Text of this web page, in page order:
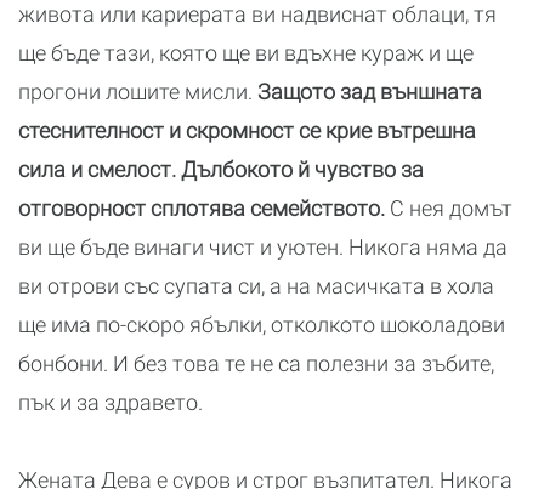
живота или кариерата ви надвиснат облаци, тя
ще бъде тази, която ще ви вдъхне кураж и ще
прогони лошите мисли. Защото зад външната
стеснителност и скромност се крие вътрешна
сила и смелост. Дълбокото й чувство за
отговорност сплотява семейството. С нея домът
ви ще бъде винаги чист и уютен. Никога няма да
ви отрови със супата си, а на масичката в хола
ще има по-скоро ябълки, отколкото шоколадови
бонбони. И без това те не са полезни за зъбите,
пък и за здравето.
Жената Дева е суров и строг възпитател. Никога